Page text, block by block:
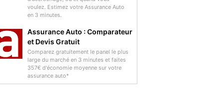
voulez. Estimez votre Assurance Auto
en 3 minutes.
Assurance Auto : Comparateur
et Devis Gratuit
Comparez gratuitement le panel le plus
large du marché en 3 minutes et faites
357€ d'économie moyenne sur votre
assurance auto*